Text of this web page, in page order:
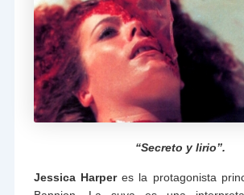
“Secreto y lirio”.
Jessica Harperes la protagonista